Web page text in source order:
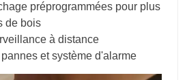
préprogrammées pour plus
de bois
à distance
et système d'alarme